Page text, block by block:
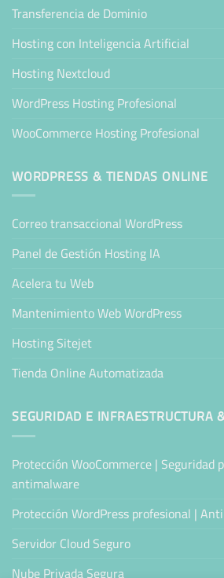
Transferencia de Dominio
Hosting con Inteligencia Artificial
Hosting Nextcloud
WordPress Hosting Profesional
WooCommerce Hosting Profesional
WORDPRESS & TIENDAS ONLINE
Correo transaccional WordPress
Panel de Gestión Hosting IA
Acelera tu Web
Mantenimiento Web WordPress
Hosting Sitejet
Tienda Online Automatizada
SEGURIDAD E INFRAESTRUCTURA
Protección WooCommerce | Seguridad
antimalware
Protección WordPress profesional |
Servidor Cloud Seguro
Nube Privada Segura